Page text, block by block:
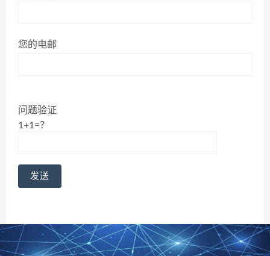
您的电邮
问题验证
1+1=？